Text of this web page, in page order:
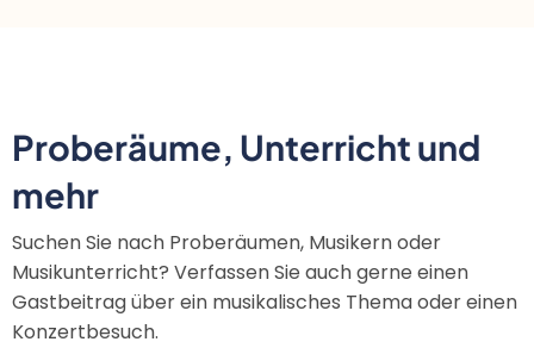
Proberäume, Unterricht und
mehr
Suchen Sie nach Proberäumen, Musikern oder
Musikunterricht? Verfassen Sie auch gerne einen
Gastbeitrag über ein musikalisches Thema oder einen
Konzertbesuch.